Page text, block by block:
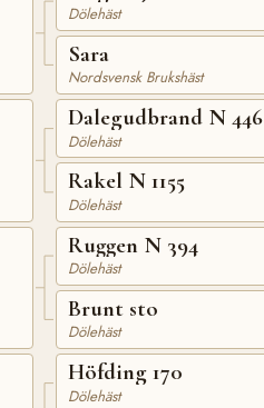
Dölehäst
Sara
Nordsvensk Brukshäst
Dalegudbrand N 446
Dölehäst
Rakel N 1155
Dölehäst
Ruggen N 394
Dölehäst
Brunt sto
Dölehäst
Höfding 170
Dölehäst